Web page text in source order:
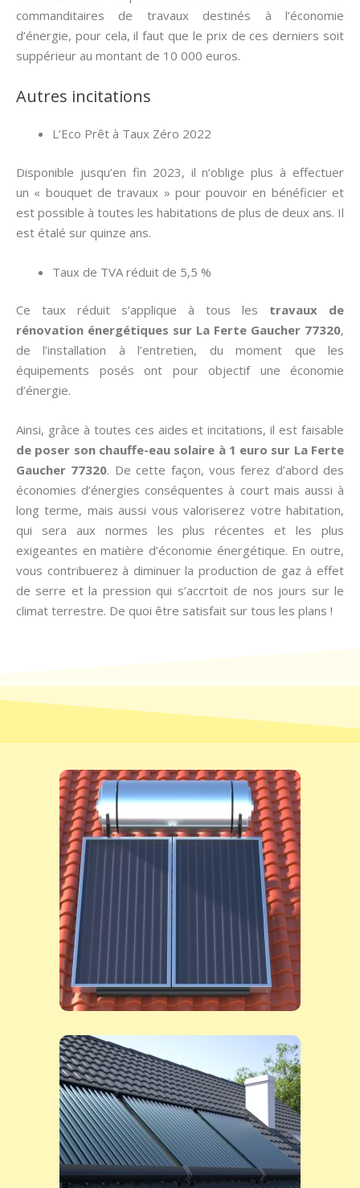
commanditaires de travaux destinés à l’économie
d’énergie, pour cela, il faut que le prix de ces derniers soit
suppérieur au montant de 10 000 euros.
Autres incitations
L’Eco Prêt à Taux Zéro 2022
Disponible jusqu’en fin 2023, il n’oblige plus à effectuer
un « bouquet de travaux » pour pouvoir en bénéficier et
est possible à toutes les habitations de plus de deux ans. Il
est étalé sur quinze ans.
Taux de TVA réduit de 5,5 %
Ce taux réduit s’applique à tous les travaux de
rénovation énergétiques sur La Ferte Gaucher 77320,
de l’installation à l’entretien, du moment que les
équipements posés ont pour objectif une économie
d’énergie.
Ainsi, grâce à toutes ces aides et incitations, il est faisable
de poser son chauffe-eau solaire à 1 euro sur La Ferte
Gaucher 77320. De cette façon, vous ferez d’abord des
économies d’énergies conséquentes à court mais aussi à
long terme, mais aussi vous valoriserez votre habitation,
qui sera aux normes les plus récentes et les plus
exigeantes en matière d’économie énergétique. En outre,
vous contribuerez à diminuer la production de gaz à effet
de serre et la pression qui s’accrtoit de nos jours sur le
climat terrestre. De quoi être satisfait sur tous les plans !